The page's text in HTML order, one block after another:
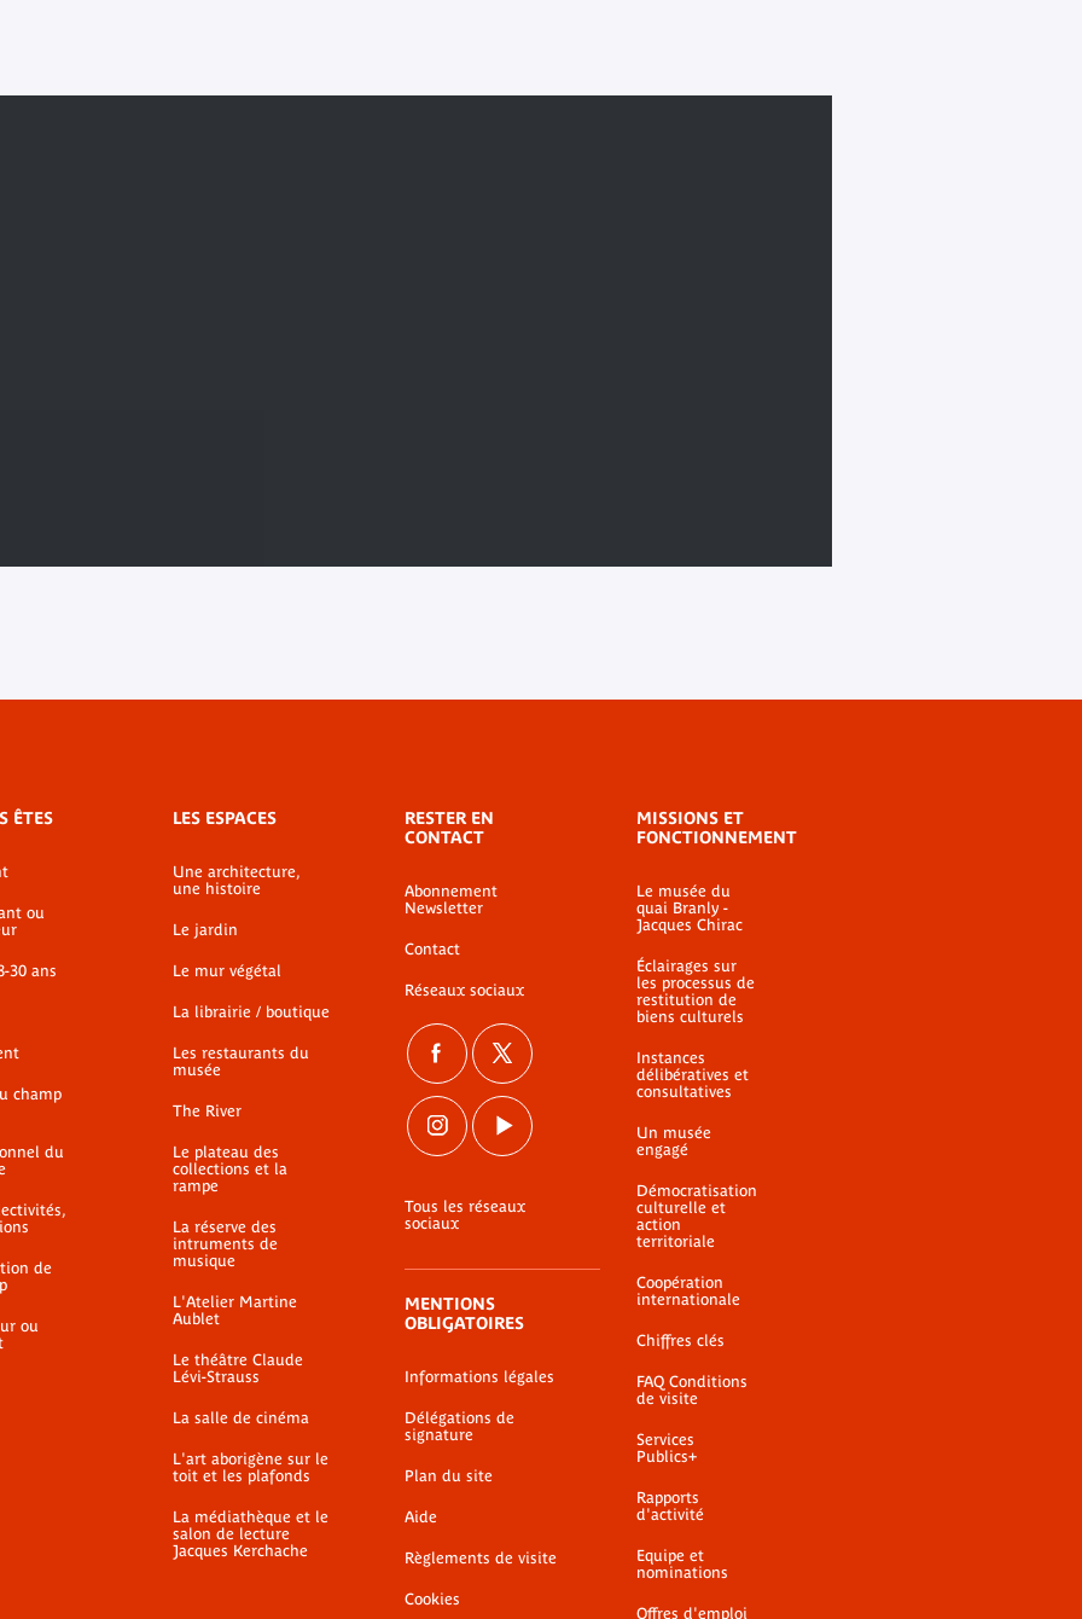
ÊTES
ou
30 ans
champ
du
de
ou
LES ESPACES
Une architecture,
une histoire
Le jardin
Le mur végétal
La librairie / boutique
Les restaurants du
musée
The River
Le plateau des
collections et la
rampe
La réserve des
intruments de
musique
L'Atelier Martine
Aublet
Le théâtre Claude
Lévi-Strauss
La salle de cinéma
L'art aborigène sur le
toit et les plafonds
La médiathèque et le
salon de lecture
Jacques Kerchache
RESTER EN
CONTACT
Abonnement
Newsletter
Contact
Réseaux sociaux
Tous les réseaux
sociaux
MENTIONS
OBLIGATOIRES
Informations légales
Délégations de
signature
Plan du site
Aide
Règlements de visite
Cookies
MISSIONS ET
FONCTIONNEMENT
Le musée du
quai Branly -
Jacques Chirac
Éclairages sur
les processus de
restitution de
biens culturels
Instances
délibératives et
consultatives
Un musée
engagé
Démocratisation
culturelle et
action
territoriale
Coopération
internationale
Chiffres clés
FAQ Conditions
de visite
Services
Publics+
Rapports
d'activité
Equipe et
nominations
Offres d'emploi